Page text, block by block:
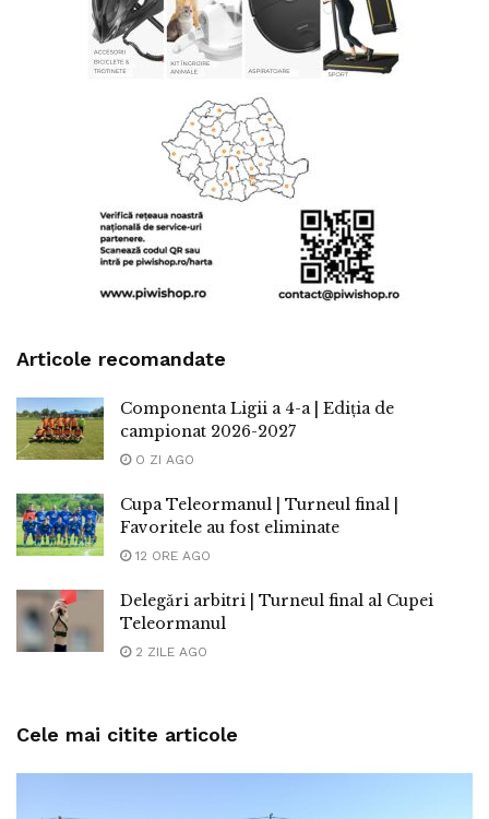
Articole recomandate
Componenta Ligii a 4-a | Ediția de
campionat 2026-2027
O ZI AGO
Cupa Teleormanul | Turneul final |
Favoritele au fost eliminate
12 ORE AGO
Delegări arbitri | Turneul final al Cupei
Teleormanul
2 ZILE AGO
Cele mai citite articole